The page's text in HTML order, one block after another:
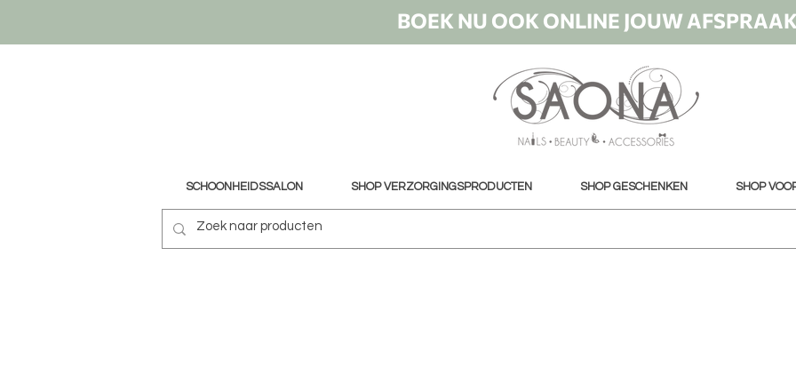
BOEK NU OOK ONLINE JOUW
SCHOONHEIDSSALON SHOP VERZORGINGSPRODUCTEN SHOP GESCHENKEN SHOP